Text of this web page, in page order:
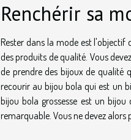
Renchérir sa
Rester dans la mode est
des produits de qualité. Vous
de prendre des bijoux de qualité
recourir au bijou bola qui est un
bijou bola grossesse est un
remarquable. Vous ne devez